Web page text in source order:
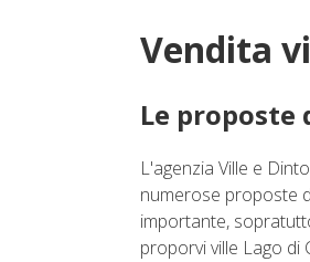
Vendita
Le proposte
L'agenzia Ville e
numerose proposte
importante,
proporvi ville Lago di